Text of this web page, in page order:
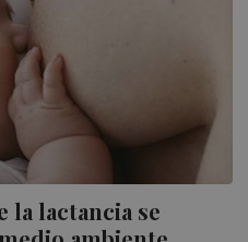
la lactancia se